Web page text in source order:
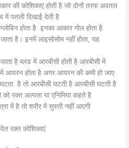
की कोशिकाएं होती है जो दोनों तरफ अवतल
में पतली दिखाई देती है
होता है इनका आकार गोल होता है
है। इनमें लाइसोसोम नहीं होता, यह
है ब्लड में आरबीसी होती है आरबीसी में
में आयरन होता है अगर आयरन की कमी हो जाए
घटता है तो आरबीसी घटती है आरबीसी घटती है
को रक्त अल्पता या एनिमिया कहते है
में है तो शरीर में सुस्ती नहीं आएगी
रक्त कोशिकाएं